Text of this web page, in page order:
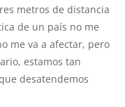
metros de distancia
de un país no me
me va a afectar, pero
estamos tan
desatendemos